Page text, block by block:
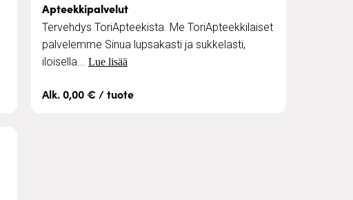
Apteekkipalvelut
Tervehdys ToriApteekista. Me ToriApteekkilaiset
palvelemme Sinua lupsakasti ja sukkelasti,
iloisella... Lue lisää
Alk. 0,00 € / tuote